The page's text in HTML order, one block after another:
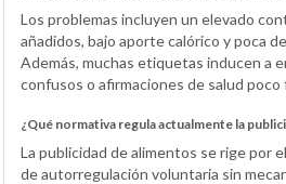
Los problemas incluyen un elevado
añadidos, bajo aporte calórico y poca
Además, muchas etiquetas inducen a
confusos o afirmaciones de salud
¿Qué normativa regula actualmente la
La publicidad de alimentos se rige por
de autorregulación voluntaria sin